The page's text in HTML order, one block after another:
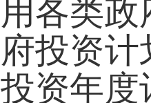
用各类
府投资
投资年度